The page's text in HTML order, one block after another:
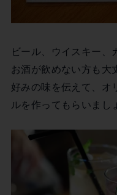
ビール、ウイスキー、
お酒が飲めない方も大
好みの味を伝えて、オ
ルを作ってもらいまし